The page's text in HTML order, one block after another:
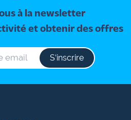
à la newsletter
et obtenir des offres
S‘inscrire